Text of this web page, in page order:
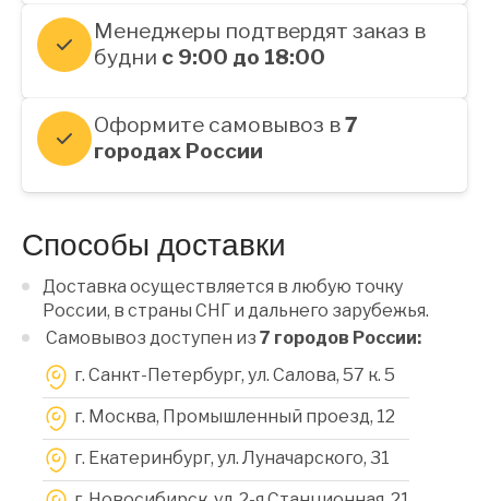
Менеджеры подтвердят заказ в
будни с 9:00 до 18:00
Оформите самовывоз в7
городах России
Способы доставки
Доставка осуществляется в любую точку
России, в страны СНГ и дальнего зарубежья.
Самовывоз доступен из 7 городов России:
г. Санкт-Петербург, ул. Салова, 57 к. 5
г. Москва, Промышленный проезд, 12
г. Екатеринбург, ул. Луначарского, 31